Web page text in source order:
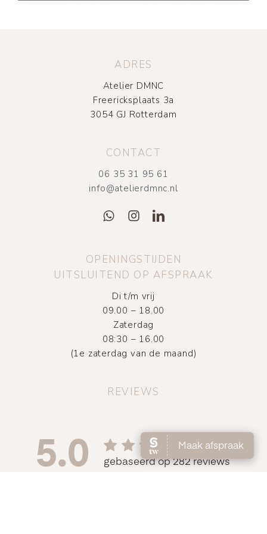
ADRES
Atelier DMNC
Freericksplaats 3a
3054 GJ Rotterdam
CONTACT
06 35 31 95 61
info@atelierdmnc.nl
OPENINGSTIJDEN
UITSLUITEND OP AFSPRAAK
Di t/m vrij
09.00 – 18.00
Zaterdag
08:30 – 16.00
(1e zaterdag van de maand)
REVIEWS